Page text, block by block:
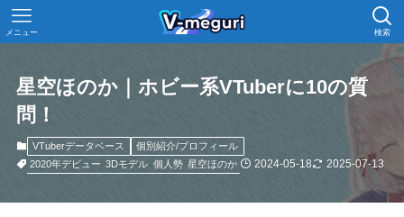
検索
メニュー
星空ほのか｜ホビー系VTuberに10の質
問！
VTuberデータベース
個別紹介/プロフィール
2020年デビュー 3Dモデル 個人勢 星空ほのか 2024-05-18 2025-07-13